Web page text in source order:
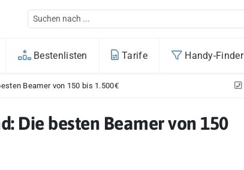
Bestenlisten Tarife Handy-Finder
Beamer von 150 bis 1.500€
Die besten Beamer von 150